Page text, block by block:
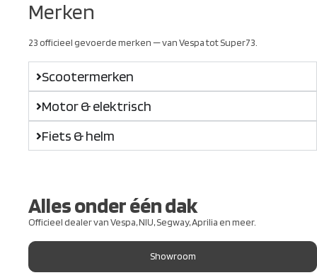
Merken
23 officieel gevoerde merken — van Vespa tot Super73.
Scootermerken
Motor & elektrisch
Fiets & helm
Alles onder één dak
Officieel dealer van Vespa, NIU, Segway, Aprilia en meer.
Showroom